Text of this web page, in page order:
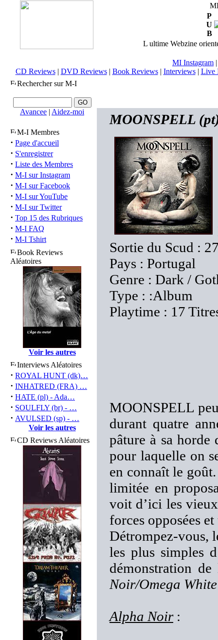
P
U
B
L ultime Webzine
MI Instagram
CD Reviews| DVD Reviews| Book Reviews| Interviews| Live
Rechercher sur M-I
Avancee | Aidez-moi
M-I Membres
· Page d'accueil
· S'enregistrer
· Liste des Membres
· M-I sur Instagram
· M-I sur Facebook
· M-I sur YouTube
· M-I sur Twitter
· Top 15 des Rubriques
· M-I FAQ
· M-I Tshirt
Book Reviews
Aléatoires
Voir les autres
Interviews Aléatoires
· ROYAL HUNT (dk)…
· INHATRED (FRA) …
· HATE (pl) - Ada…
· SOULFLY (br) - …
· AVULSED (sp) - …
Voir les autres
CD Reviews Aléatoires
MOONSPELL
Sortie du Scud :
Pays : Portugal
Genre : Dark /
Type : :Album
Playtime : 17
MOONSPELL
durant quatre
pâture à sa horde
pour laquelle on
en connaît le
limitée en
voit d’ici les
forces opposées
Détrompez-vous,
les plus simples
démonstration
Noir/Omega White
Alpha Noir: